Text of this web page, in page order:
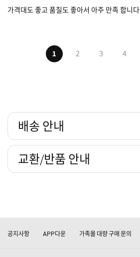
가격대도 좋고 품질도 좋아서 아주 만족 합니다
1 2 3 4
배송 안내
교환/반품 안내
공지사항 APP다운 가족몰 대량 구매 문의